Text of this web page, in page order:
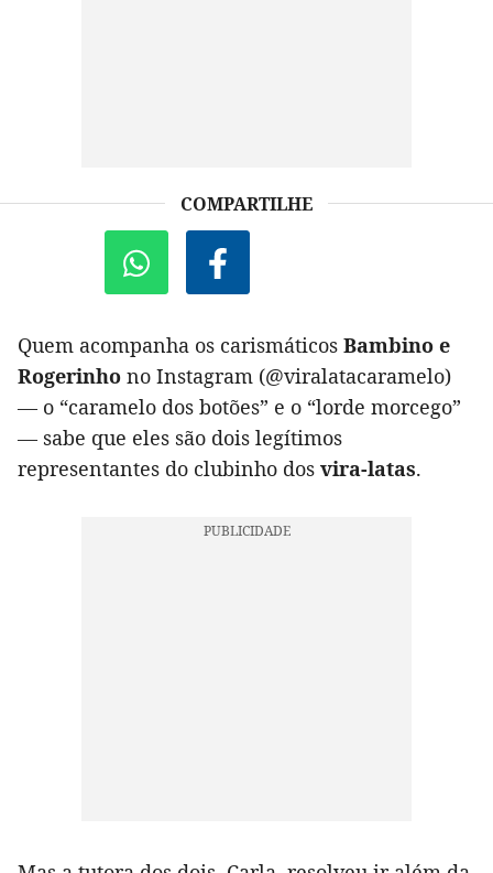
COMPARTILHE
Quem acompanha os carismáticos Bambino e
Rogerinho no Instagram (@viralatacaramelo)
— o “caramelo dos botões” e o “lorde morcego”
— sabe que eles são dois legítimos
representantes do clubinho dos vira-latas.